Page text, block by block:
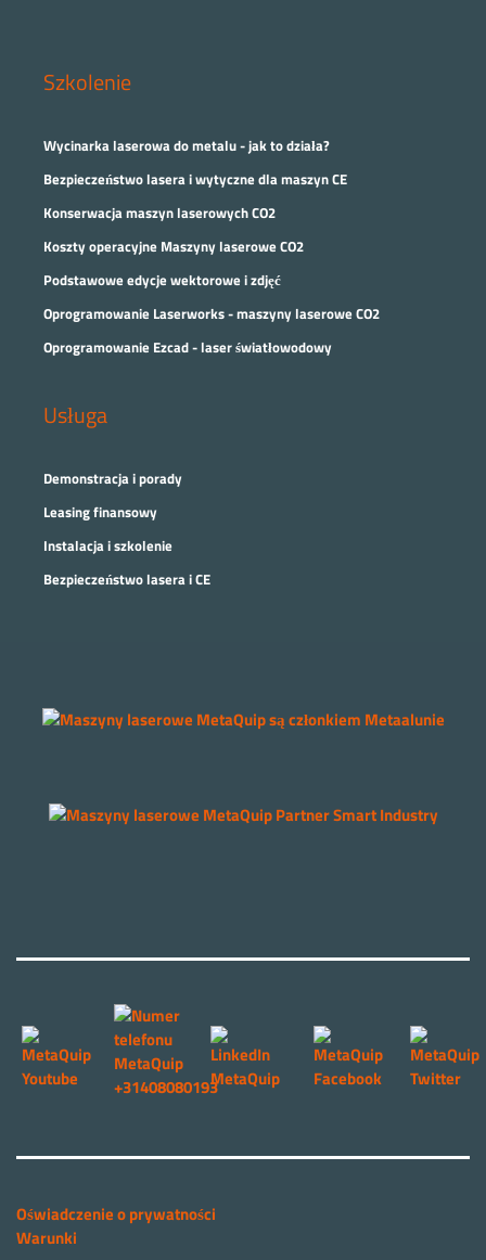
Szkolenie
Wycinarka laserowa do metalu - jak to działa?
Bezpieczeństwo lasera i wytyczne dla maszyn CE
Konserwacja maszyn laserowych CO2
Koszty operacyjne Maszyny laserowe CO2
Podstawowe edycje wektorowe i zdjęć
Oprogramowanie Laserworks - maszyny laserowe CO2
Oprogramowanie Ezcad - laser światłowodowy
Usługa
Demonstracja i porady
Leasing finansowy
Instalacja i szkolenie
Bezpieczeństwo lasera i CE
Oświadczenie o prywatności
Warunki